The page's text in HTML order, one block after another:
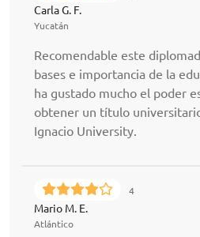
Carla G. F.
Yucatán
Recomendable este
bases e importancia de la
ha gustado mucho el poder
obtener un título
Ignacio University.
4
Mario M. E.
Atlántico